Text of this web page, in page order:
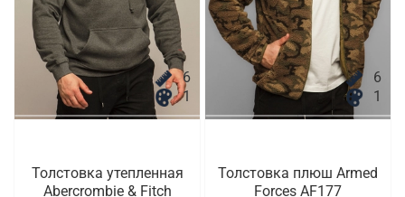
6
1
Толстовка утепленная
Abercrombie & Fitch
6
1
Толстовка плюш Armed
Forces AF177